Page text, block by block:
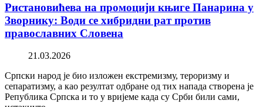
Ристановићева на промоцији књиге Панарина у
Зворнику: Води се хибридни рат против
православних Словена
21.03.2026
Српски народ је био изложен екстремизму, тероризму и
сепаратизму, а као резултат одбране од тих напада створена је
Република Српска и то у вријеме када су Срби били сами,